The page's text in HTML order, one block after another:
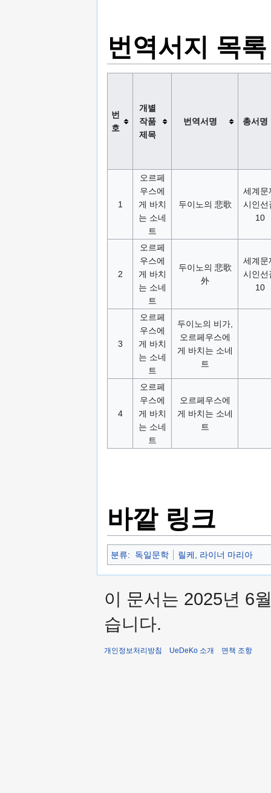
번역서지 목록
번
호
개별
작품
제목
번역서명 총서명
1
오르페
우스에
게 바치
는 소네
트
두이노의 悲歌
세계문
시인선
10
2
오르페
우스에
게 바치
는 소네
트
두이노의 悲歌
外
세계문
시인선
10
3
오르페
우스에
게 바치
는 소네
트
두이노의 비가,
오르페우스에
게 바치는 소네
트
4
오르페
우스에
게 바치
는 소네
트
오르페우스에
게 바치는 소네
트
바깥 링크
분류: 독일문학 릴케, 라이너 마리아
이 문서는 2025년 6
습니다.
개인정보처리방침 UeDeKo 소개 면책 조항